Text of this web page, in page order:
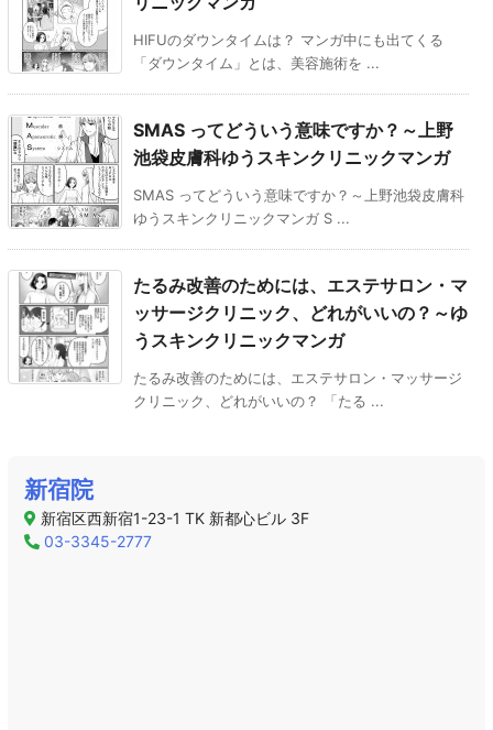
HIFUのダウンタイムは？ マンガ中にも出てくる
「ダウンタイム」とは、美容施術を ...
SMAS ってどういう意味ですか？～上野
池袋皮膚科ゆうスキンクリニックマンガ
SMAS ってどういう意味ですか？～上野池袋皮膚科
ゆうスキンクリニックマンガ S ...
たるみ改善のためには、エステサロン・マ
ッサージクリニック、どれがいいの？～ゆ
うスキンクリニックマンガ
たるみ改善のためには、エステサロン・マッサージ
クリニック、どれがいいの？ 「たる ...
新宿院
新宿区西新宿1-23-1 TK 新都心ビル 3F
03-3345-2777